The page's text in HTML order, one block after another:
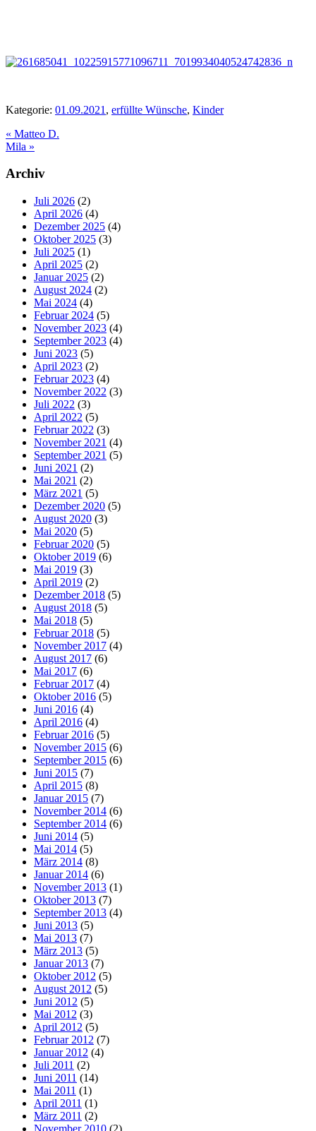
Kategorie: 01.09.2021 , erfüllte Wünsche, Kinder
Vorheriger
Beitrag:
« Matteo D.
Nächster
Mila »
Seitenspalte
Archiv
Juli 2026 (2)
April 2026 (4)
Dezember 2025 (4)
Oktober 2025 (3)
Juli 2025 (1)
April 2025 (2)
Januar 2025 (2)
August 2024 (2)
Mai 2024 (4)
Februar 2024 (5)
November 2023 (4)
September 2023 (4)
Juni 2023 (5)
April 2023 (2)
Februar 2023 (4)
November 2022 (3)
Juli 2022 (3)
April 2022 (5)
Februar 2022 (3)
November 2021 (4)
September 2021 (5)
Juni 2021 (2)
Mai 2021 (2)
März 2021 (5)
Dezember 2020 (5)
August 2020 (3)
Mai 2020 (5)
Februar 2020 (5)
Oktober 2019 (6)
Mai 2019 (3)
April 2019 (2)
Dezember 2018 (5)
August 2018 (5)
Mai 2018 (5)
Februar 2018 (5)
November 2017 (4)
August 2017 (6)
Mai 2017 (6)
Februar 2017 (4)
Oktober 2016 (5)
Juni 2016 (4)
April 2016 (4)
Februar 2016 (5)
November 2015 (6)
September 2015 (6)
Juni 2015 (7)
April 2015 (8)
Januar 2015 (7)
November 2014 (6)
September 2014 (6)
Juni 2014 (5)
Mai 2014 (5)
März 2014 (8)
Januar 2014 (6)
November 2013 (1)
Oktober 2013 (7)
September 2013 (4)
Juni 2013 (5)
Mai 2013 (7)
März 2013 (5)
Januar 2013 (7)
Oktober 2012 (5)
August 2012 (5)
Juni 2012 (5)
Mai 2012 (3)
April 2012 (5)
Februar 2012 (7)
Januar 2012 (4)
Juli 2011 (2)
Juni 2011 (14)
Mai 2011 (1)
April 2011 (1)
März 2011 (2)